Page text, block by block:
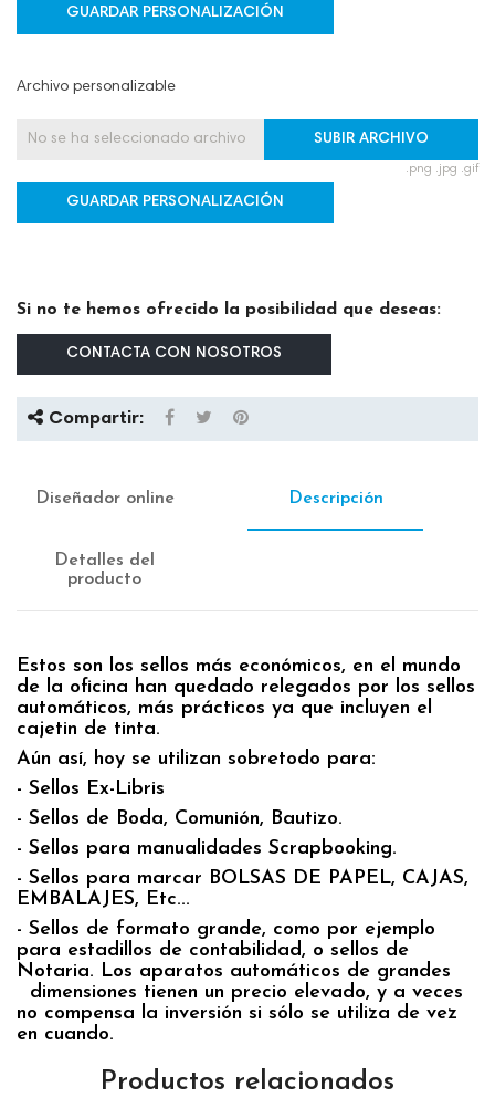
GUARDAR PERSONALIZACIÓN
Archivo personalizable
No se ha seleccionado archivo SUBIR ARCHIVO
.png .jpg .gif
GUARDAR PERSONALIZACIÓN
Si no te hemos ofrecido la posibilidad que deseas:
CONTACTA CON NOSOTROS
Compartir:
Diseñador online Descripción
Detalles del
producto
Estos son los sellos más económicos, en el mundo
de la oficina han quedado relegados por los sellos
automáticos, más prácticos ya que incluyen el
cajetin de tinta.
Aún así, hoy se utilizan sobretodo para:
- Sellos Ex-Libris
- Sellos de Boda, Comunión, Bautizo.
- Sellos para manualidades Scrapbooking.
- Sellos para marcar BOLSAS DE PAPEL, CAJAS,
EMBALAJES, Etc...
- Sellos de formato grande, como por ejemplo
para estadillos de contabilidad, o sellos de
Notaria. Los aparatos automáticos de grandes
dimensiones tienen un precio elevado, y a veces
no compensa la inversión si sólo se utiliza de vez
en cuando.
Productos relacionados